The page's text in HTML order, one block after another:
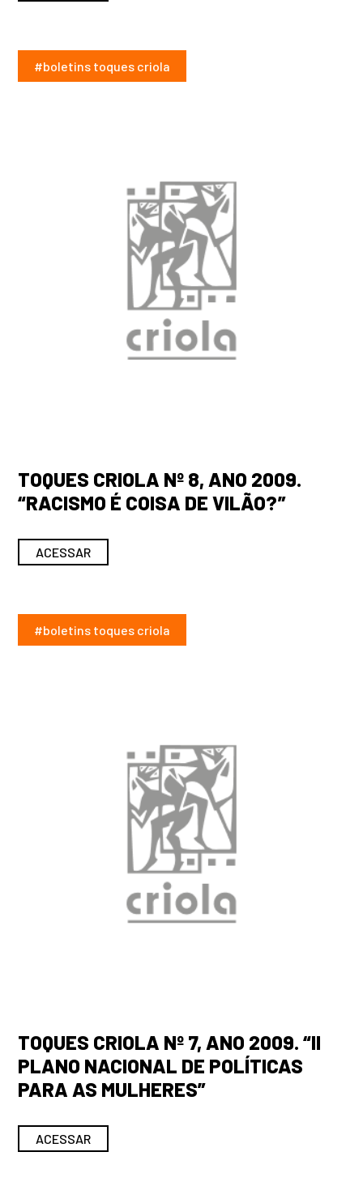
#boletins toques criola
TOQUES CRIOLA Nº 8, ANO 2009.
“RACISMO É COISA DE VILÃO?”
ACESSAR
#boletins toques criola
TOQUES CRIOLA Nº 7, ANO 2009. “II
PLANO NACIONAL DE POLÍTICAS
PARA AS MULHERES”
ACESSAR